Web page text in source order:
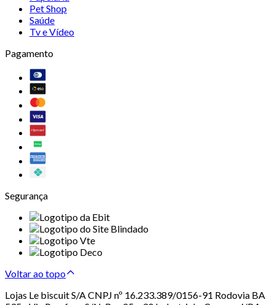
Pet Shop
Saúde
Tv e Vídeo
Pagamento
Segurança
Voltar ao topo
Lojas Le biscuit S/A CNPJ nº 16.233.389/0156-91 Rodovia BA